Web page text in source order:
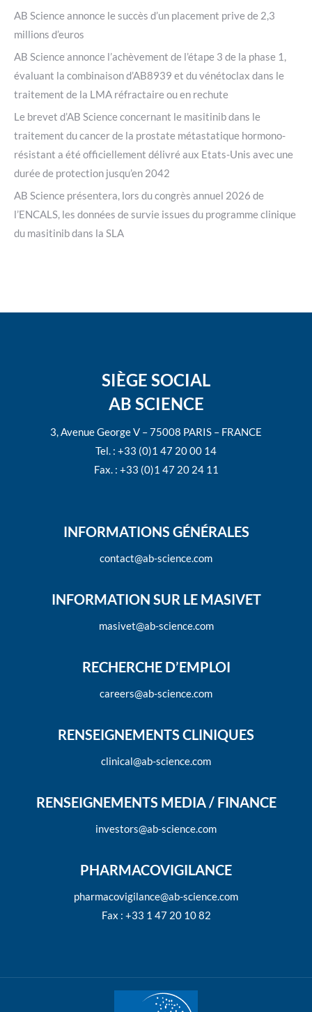
AB Science annonce le succès d’un placement prive de 2,3
millions d’euros
AB Science annonce l’achèvement de l’étape 3 de la phase 1,
évaluant la combinaison d’AB8939 et du vénétoclax dans le
traitement de la LMA réfractaire ou en rechute
Le brevet d’AB Science concernant le masitinib dans le
traitement du cancer de la prostate métastatique hormono-
résistant a été officiellement délivré aux Etats-Unis avec une
durée de protection jusqu’en 2042
AB Science présentera, lors du congrès annuel 2026 de
l’ENCALS, les données de survie issues du programme clinique
du masitinib dans la SLA
SIÈGE SOCIAL
AB SCIENCE
3, Avenue George V – 75008 PARIS – FRANCE
Tel. : +33 (0)1 47 20 00 14
Fax. : +33 (0)1 47 20 24 11
INFORMATIONS GÉNÉRALES
contact@ab-science.com
INFORMATION SUR LE MASIVET
masivet@ab-science.com
RECHERCHE D’EMPLOI
careers@ab-science.com
RENSEIGNEMENTS CLINIQUES
clinical@ab-science.com
RENSEIGNEMENTS MEDIA / FINANCE
investors@ab-science.com
PHARMACOVIGILANCE
pharmacovigilance@ab-science.com
Fax : +33 1 47 20 10 82